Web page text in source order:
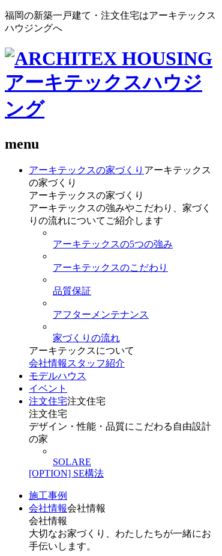
福岡の新築一戸建て・注文住宅はアーキテックス
ハウジングへ
menu
アーキテックスの家づくり アーキテックス
の家づくり
アーキテックスの家づくり
アーキテックスの強みやこだわり、家づく
りの流れについてご紹介します
アーキテックスの5つの強み
アーキテックスのこだわり
品質保証
アフターメンテナンス
家づくりの流れ
アーキテックスについて
会社情報 スタッフ紹介
モデルハウス
イベント
注文住宅注文住宅
注文住宅
デザイン・性能・品質にこだわる自由設計
の家
SOLARE
[OPTION] SE構法
施工事例
会社情報会社情報
会社情報
大切なお家づくり、わたしたちが一緒にお
手伝いします。